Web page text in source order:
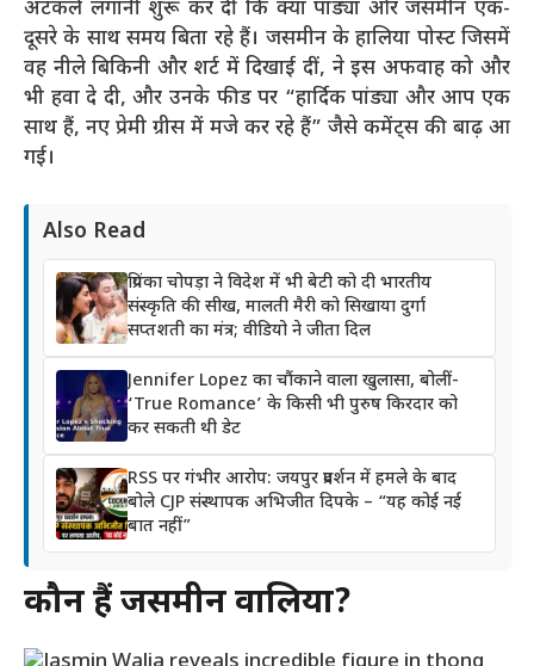
अटकलें लगानी शुरू कर दीं कि क्या पांड्या और जसमीन एक-
दूसरे के साथ समय बिता रहे हैं। जसमीन के हालिया पोस्ट जिसमें
वह नीले बिकिनी और शर्ट में दिखाई दीं, ने इस अफवाह को और
भी हवा दे दी, और उनके फीड पर “हार्दिक पांड्या और आप एक
साथ हैं, नए प्रेमी ग्रीस में मजे कर रहे हैं” जैसे कमेंट्स की बाढ़ आ
गई।
Also Read
प्रियंका चोपड़ा ने विदेश में भी बेटी को दी भारतीय
संस्कृति की सीख, मालती मैरी को सिखाया दुर्गा
सप्तशती का मंत्र; वीडियो ने जीता दिल
Jennifer Lopez का चौंकाने वाला खुलासा, बोलीं-
‘True Romance’ के किसी भी पुरुष किरदार को
कर सकती थी डेट
RSS पर गंभीर आरोप: जयपुर प्रदर्शन में हमले के बाद
बोले CJP संस्थापक अभिजीत दिपके – “यह कोई नई
बात नहीं”
कौन हैं जसमीन वालिया?